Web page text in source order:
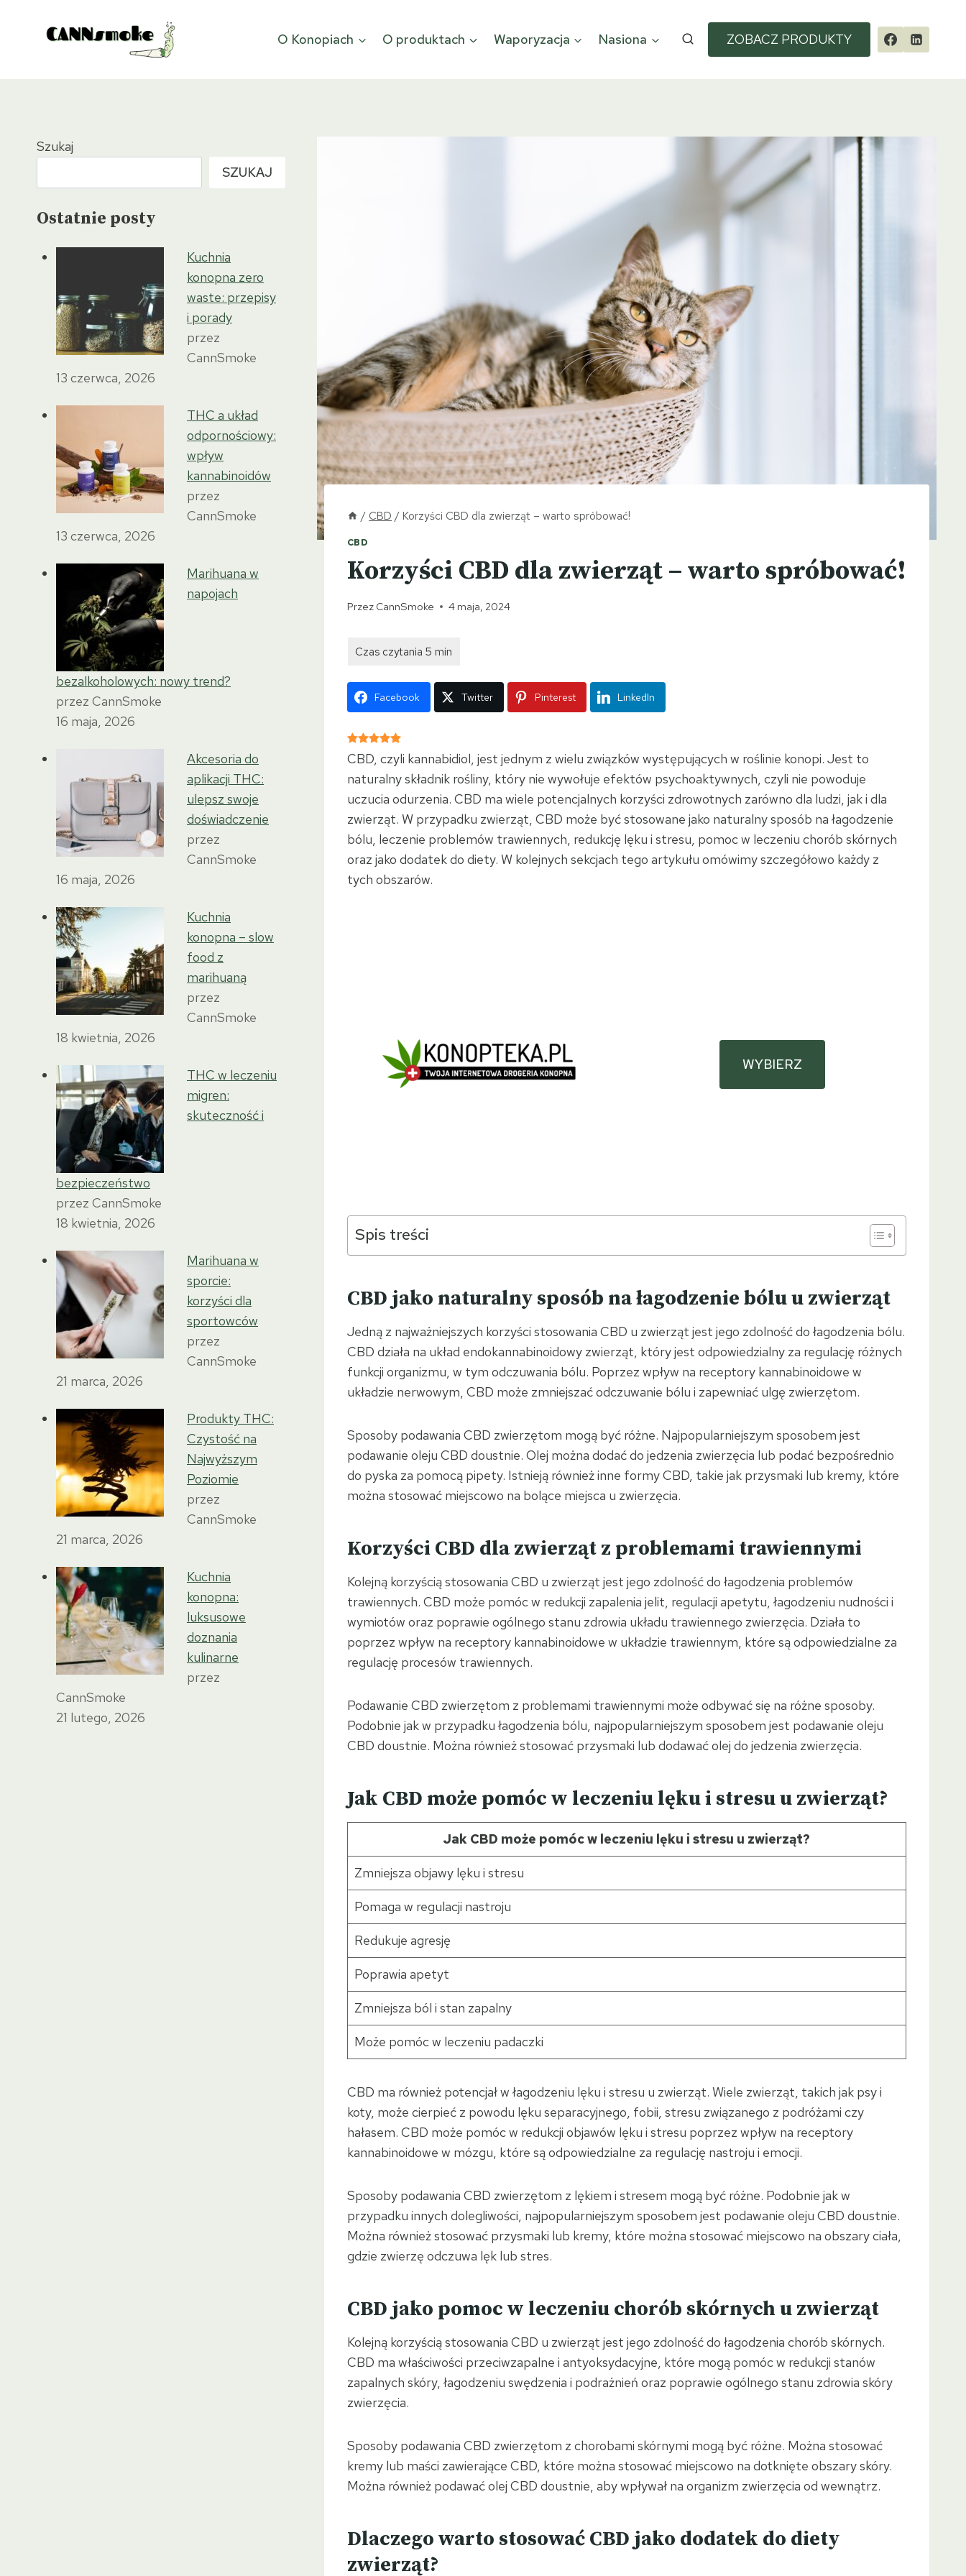
O Konopiach O produktach Waporyzacja Nasiona ZOBACZ PRODUKTY
/ CBD /Korzyści CBD dla zwierząt – warto spróbować!
CBD
Korzyści CBD dla zwierząt – warto spróbować!
Przez CannSmoke 4 maja, 2024
Facebook Twitter Pinterest LinkedIn
CBD, czyli kannabidiol, jest jednym z wielu związków występujących w roślinie konopi. Jest to
naturalny składnik rośliny, który nie wywołuje efektów psychoaktywnych, czyli nie powoduje
uczucia odurzenia. CBD ma wiele potencjalnych korzyści zdrowotnych zarówno dla ludzi, jak i dla
zwierząt. W przypadku zwierząt, CBD może być stosowane jako naturalny sposób na łagodzenie
bólu, leczenie problemów trawiennych, redukcję lęku i stresu, pomoc w leczeniu chorób skórnych
oraz jako dodatek do diety. W kolejnych sekcjach tego artykułu omówimy szczegółowo każdy z
tych obszarów.
WYBIERZ
Spis treści
CBD jako naturalny sposób na łagodzenie bólu u zwierząt
Jedną z najważniejszych korzyści stosowania CBD u zwierząt jest jego zdolność do łagodzenia bólu.
CBD działa na układ endokannabinoidowy zwierząt, który jest odpowiedzialny za regulację różnych
funkcji organizmu, w tym odczuwania bólu. Poprzez wpływ na receptory kannabinoidowe w
układzie nerwowym, CBD może zmniejszać odczuwanie bólu i zapewniać ulgę zwierzętom.
Sposoby podawania CBD zwierzętom mogą być różne. Najpopularniejszym sposobem jest
podawanie oleju CBD doustnie. Olej można dodać do jedzenia zwierzęcia lub podać bezpośrednio
do pyska za pomocą pipety. Istnieją również inne formy CBD, takie jak przysmaki lub kremy, które
można stosować miejscowo na bolące miejsca u zwierzęcia.
Korzyści CBD dla zwierząt z problemami trawiennymi
Kolejną korzyścią stosowania CBD u zwierząt jest jego zdolność do łagodzenia problemów
trawiennych. CBD może pomóc w redukcji zapalenia jelit, regulacji apetytu, łagodzeniu nudności i
wymiotów oraz poprawie ogólnego stanu zdrowia układu trawiennego zwierzęcia. Działa to
poprzez wpływ na receptory kannabinoidowe w układzie trawiennym, które są odpowiedzialne za
regulację procesów trawiennych.
Podawanie CBD zwierzętom z problemami trawiennymi może odbywać się na różne sposoby.
Podobnie jak w przypadku łagodzenia bólu, najpopularniejszym sposobem jest podawanie oleju
CBD doustnie. Można również stosować przysmaki lub dodawać olej do jedzenia zwierzęcia.
Jak CBD może pomóc w leczeniu lęku i stresu u zwierząt?
Jak CBD może pomóc w leczeniu lęku i stresu u zwierząt?
Zmniejsza objawy lęku i stresu
Pomaga w regulacji nastroju
Redukuje agresję
Poprawia apetyt
Zmniejsza ból i stan zapalny
Może pomóc w leczeniu padaczki
CBD ma również potencjał w łagodzeniu lęku i stresu u zwierząt. Wiele zwierząt, takich jak psy i
koty, może cierpieć z powodu lęku separacyjnego, fobii, stresu związanego z podróżami czy
hałasem. CBD może pomóc w redukcji objawów lęku i stresu poprzez wpływ na receptory
kannabinoidowe w mózgu, które są odpowiedzialne za regulację nastroju i emocji.
Sposoby podawania CBD zwierzętom z lękiem i stresem mogą być różne. Podobnie jak w
przypadku innych dolegliwości, najpopularniejszym sposobem jest podawanie oleju CBD doustnie.
Można również stosować przysmaki lub kremy, które można stosować miejscowo na obszary ciała,
gdzie zwierzę odczuwa lęk lub stres.
CBD jako pomoc w leczeniu chorób skórnych u zwierząt
Kolejną korzyścią stosowania CBD u zwierząt jest jego zdolność do łagodzenia chorób skórnych.
CBD ma właściwości przeciwzapalne i antyoksydacyjne, które mogą pomóc w redukcji stanów
zapalnych skóry, łagodzeniu swędzenia i podrażnień oraz poprawie ogólnego stanu zdrowia skóry
zwierzęcia.
Sposoby podawania CBD zwierzętom z chorobami skórnymi mogą być różne. Można stosować
kremy lub maści zawierające CBD, które można stosować miejscowo na dotknięte obszary skóry.
Można również podawać olej CBD doustnie, aby wpływał na organizm zwierzęcia od wewnątrz.
Dlaczego warto stosować CBD jako dodatek do diety
zwierząt?
Szukaj
SZUKAJ
Ostatnie posty
Kuchnia
konopna zero
waste: przepisy
i porady
przez
CannSmoke
13 czerwca, 2026
THC a układ
odpornościowy:
wpływ
kannabinoidów
przez
CannSmoke
13 czerwca, 2026
Marihuana w
napojach
bezalkoholowych: nowy trend?
przez CannSmoke
16 maja, 2026
Akcesoria do
aplikacji THC:
ulepsz swoje
doświadczenie
przez
CannSmoke
16 maja, 2026
Kuchnia
konopna – slow
food z
marihuaną
przez
CannSmoke
18 kwietnia, 2026
THC w leczeniu
migren:
skuteczność i
bezpieczeństwo
przez CannSmoke
18 kwietnia, 2026
Marihuana w
sporcie:
korzyści dla
sportowców
przez
CannSmoke
21 marca, 2026
Produkty THC:
Czystość na
Najwyższym
Poziomie
przez
CannSmoke
21 marca, 2026
Kuchnia
konopna:
luksusowe
doznania
kulinarne
przez
CannSmoke
21 lutego, 2026